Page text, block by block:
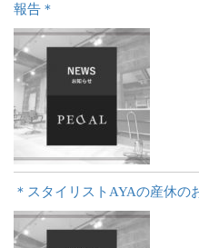
報告＊
＊スタイリストAYAの産休の